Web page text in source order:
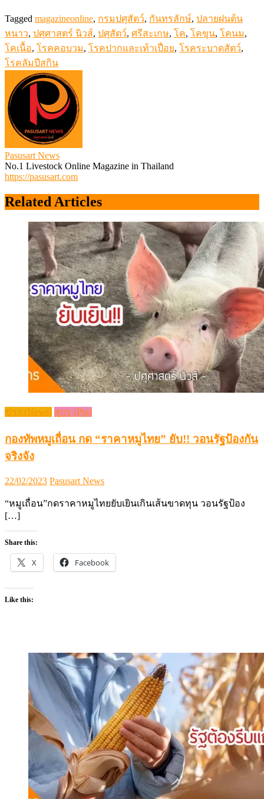
Tagged magazineonline, กรมปศุสัตว์, กันทรลักษ์, ปลายฝนต้น
หนาว, ปศุศาสตร์ นิวส์, ปศุสัตว์, ศรีสะเกษ, โค, โคขุน, โคนม,
โคเนื้อ, โรคคอบวม, โรคปากและเท้าเปื่อย, โรคระบาดสัตว์,
โรคลัมปีสกิน
Pasusart News
No.1 Livestock Online Magazine in Thailand
https://pasusart.com
Related Articles
ข่าว (News) สุกร (Pig)
กองทัพหมูเถื่อน กด “ราคาหมูไทย” ยับ!! วอนรัฐป้องกัน
จริงจัง
Posted
22/02/2023 Author
Pasusart News
“หมูเถื่อน”กดราคาหมูไทยยับเยินเกินเส้นขาดทุน วอนรัฐป้อง
[…]
Share this:
X Facebook
Like this: